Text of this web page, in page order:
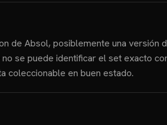
de Absol, posiblemente una versión
se puede identificar el set exacto
coleccionable en buen estado.